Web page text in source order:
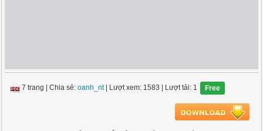
7 trang |Chia sẻ:oanh_nt| Lượt xem: 1583 | Lượt tải: 1 Free